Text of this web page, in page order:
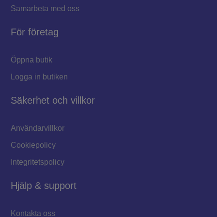
Samarbeta med oss
För företag
Öppna butik
Logga in butiken
Säkerhet och villkor
Användarvillkor
Cookiepolicy
Integritetspolicy
Hjälp & support
Kontakta oss